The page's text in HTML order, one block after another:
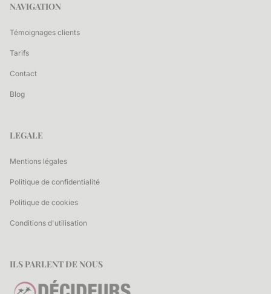
NAVIGATION
Témoignages clients
Tarifs
Contact
Blog
LEGALE
Mentions légales
Politique de confidentialité
Politique de cookies
Conditions d'utilisation
ILS PARLENT DE NOUS